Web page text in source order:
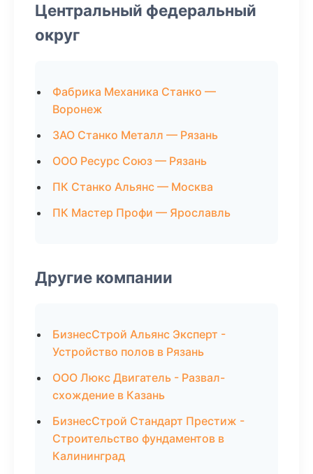
Центральный федеральный
округ
Фабрика Механика Станко —
Воронеж
ЗАО Станко Металл — Рязань
ООО Ресурс Союз — Рязань
ПК Станко Альянс — Москва
ПК Мастер Профи — Ярославль
Другие компании
БизнесСтрой Альянс Эксперт -
Устройство полов в Рязань
ООО Люкс Двигатель - Развал-
схождение в Казань
БизнесСтрой Стандарт Престиж -
Строительство фундаментов в
Калининград